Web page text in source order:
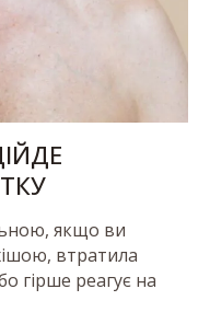
якщо ви
втратила
гірше реагує на